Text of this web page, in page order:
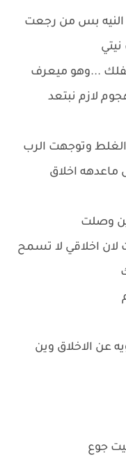
بس من رجعت
...وهو ميعرف
لازم نبتعد
وتوجهت الرب
ماعدهه اخلاق
وصلت
اخلاقي لا تسمح
عن الاخلاق وين
جوع